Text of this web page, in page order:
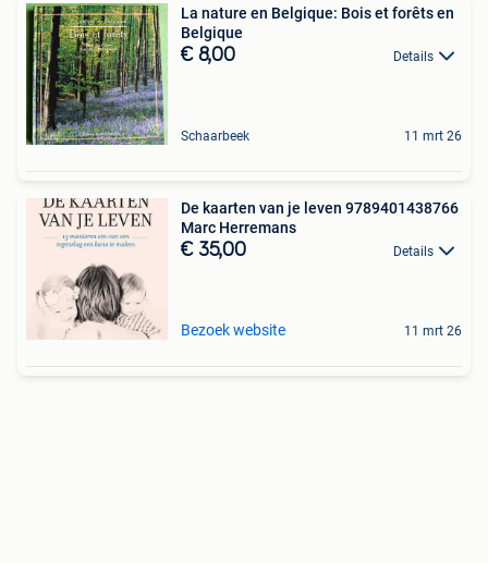
La nature en Belgique: Bois et forêts en
Belgique
€ 8,00 Details
Schaarbeek 11 mrt 26
De kaarten van je leven 9789401438766
Marc Herremans
€ 35,00 Details
Bezoek website 11 mrt 26